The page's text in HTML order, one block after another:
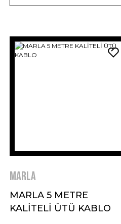
MARLA
MARLA 5 METRE
KALİTELİ ÜTÜ KABLO